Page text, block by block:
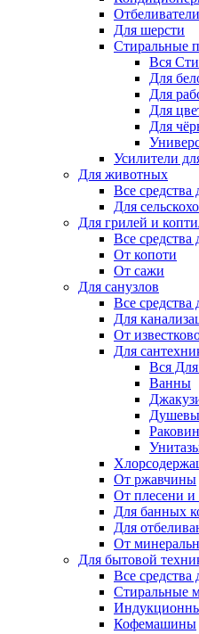
Отбеливатели
Для шерсти
Стиральные
Вся
Для
Для
Для
Для
Усилители
Для животных
Все
Для
Для грилей и
Все средства
От копоти
От сажи
Для санузлов
Все средства
Для
От
Для
Вся
Ванны
От ржавчины
От плесени и
Для банных
Для
От
Для бытовой
Все
Стиральные
Кофемашины